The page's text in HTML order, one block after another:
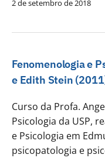
2 de setembro de 2018
Fenomenologia e
e Edith Stein
Curso da Profa.
Psicologia da USP,
e Psicologia em
psicopatologia e